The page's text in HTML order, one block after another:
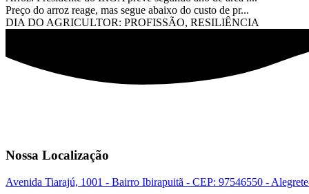
Preço do arroz reage, mas segue abaixo do custo de pr...
DIA DO AGRICULTOR: PROFISSÃO, RESILIÊNCIA
Nossa Localização
Avenida Tiarajú, 1001 - Bairro Ibirapuitã - CEP: 97546550 -